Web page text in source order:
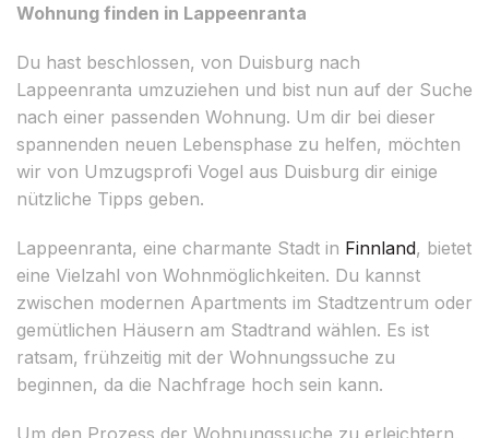
Wohnung finden in Lappeenranta
Du hast beschlossen, von Duisburg nach
Lappeenranta umzuziehen und bist nun auf der Suche
nach einer passenden Wohnung. Um dir bei dieser
spannenden neuen Lebensphase zu helfen, möchten
wir von Umzugsprofi Vogel aus Duisburg dir einige
nützliche Tipps geben.
Lappeenranta, eine charmante Stadt in Finnland, bietet
eine Vielzahl von Wohnmöglichkeiten. Du kannst
zwischen modernen Apartments im Stadtzentrum oder
gemütlichen Häusern am Stadtrand wählen. Es ist
ratsam, frühzeitig mit der Wohnungssuche zu
beginnen, da die Nachfrage hoch sein kann.
Um den Prozess der Wohnungssuche zu erleichtern,